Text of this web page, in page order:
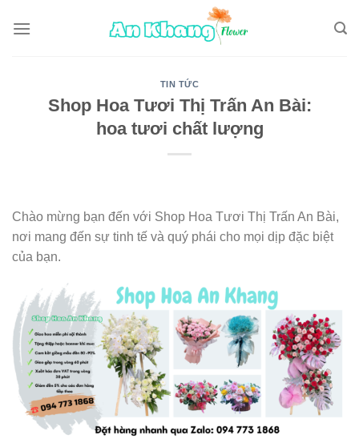
TIN TỨC
Shop Hoa Tươi Thị Trấn An Bài:
hoa tươi chất lượng
Chào mừng bạn đến với Shop Hoa Tươi Thị Trấn An Bài,
nơi mang đến sự tinh tế và quý phái cho mọi dịp đặc biệt
của bạn.